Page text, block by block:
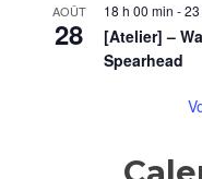
AOÛT
28
18 h 00 min -
[Atelier] –
Spearhead